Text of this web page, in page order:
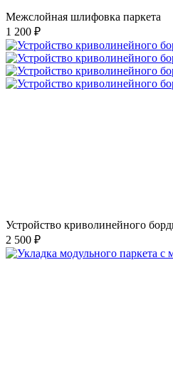
Межслойная шлифовка паркета
1 200 ₽
Устройство криволинейного
2 500 ₽